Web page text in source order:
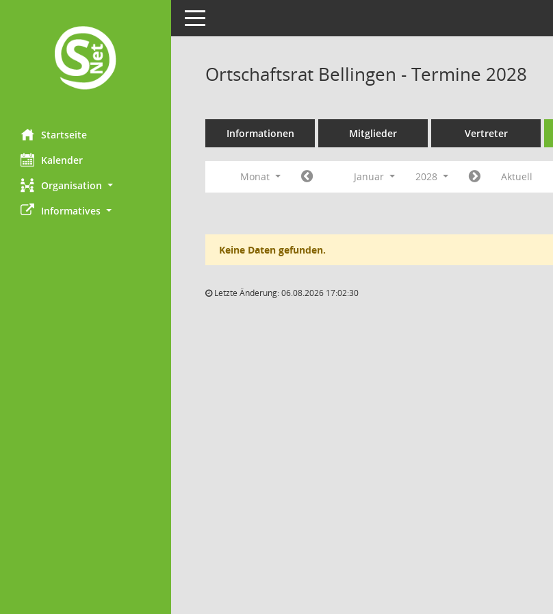
Startseite
Kalender
Organisation
Informatives
Toggle navigation
Ortschaftsrat Bellingen - Termine 2028
Informationen Mitglieder Vertreter
Monat Januar 2028 Aktuell
Keine Daten gefunden.
Letzte Änderung: 06.08.2026 17:02:30